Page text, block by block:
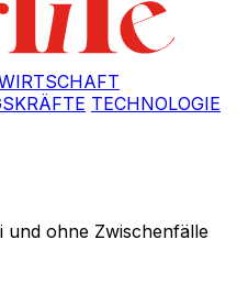
TECHNOLOGIE
und ohne Zwischenfälle